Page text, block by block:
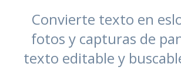
Convierte texto en
fotos y capturas de
texto editable y